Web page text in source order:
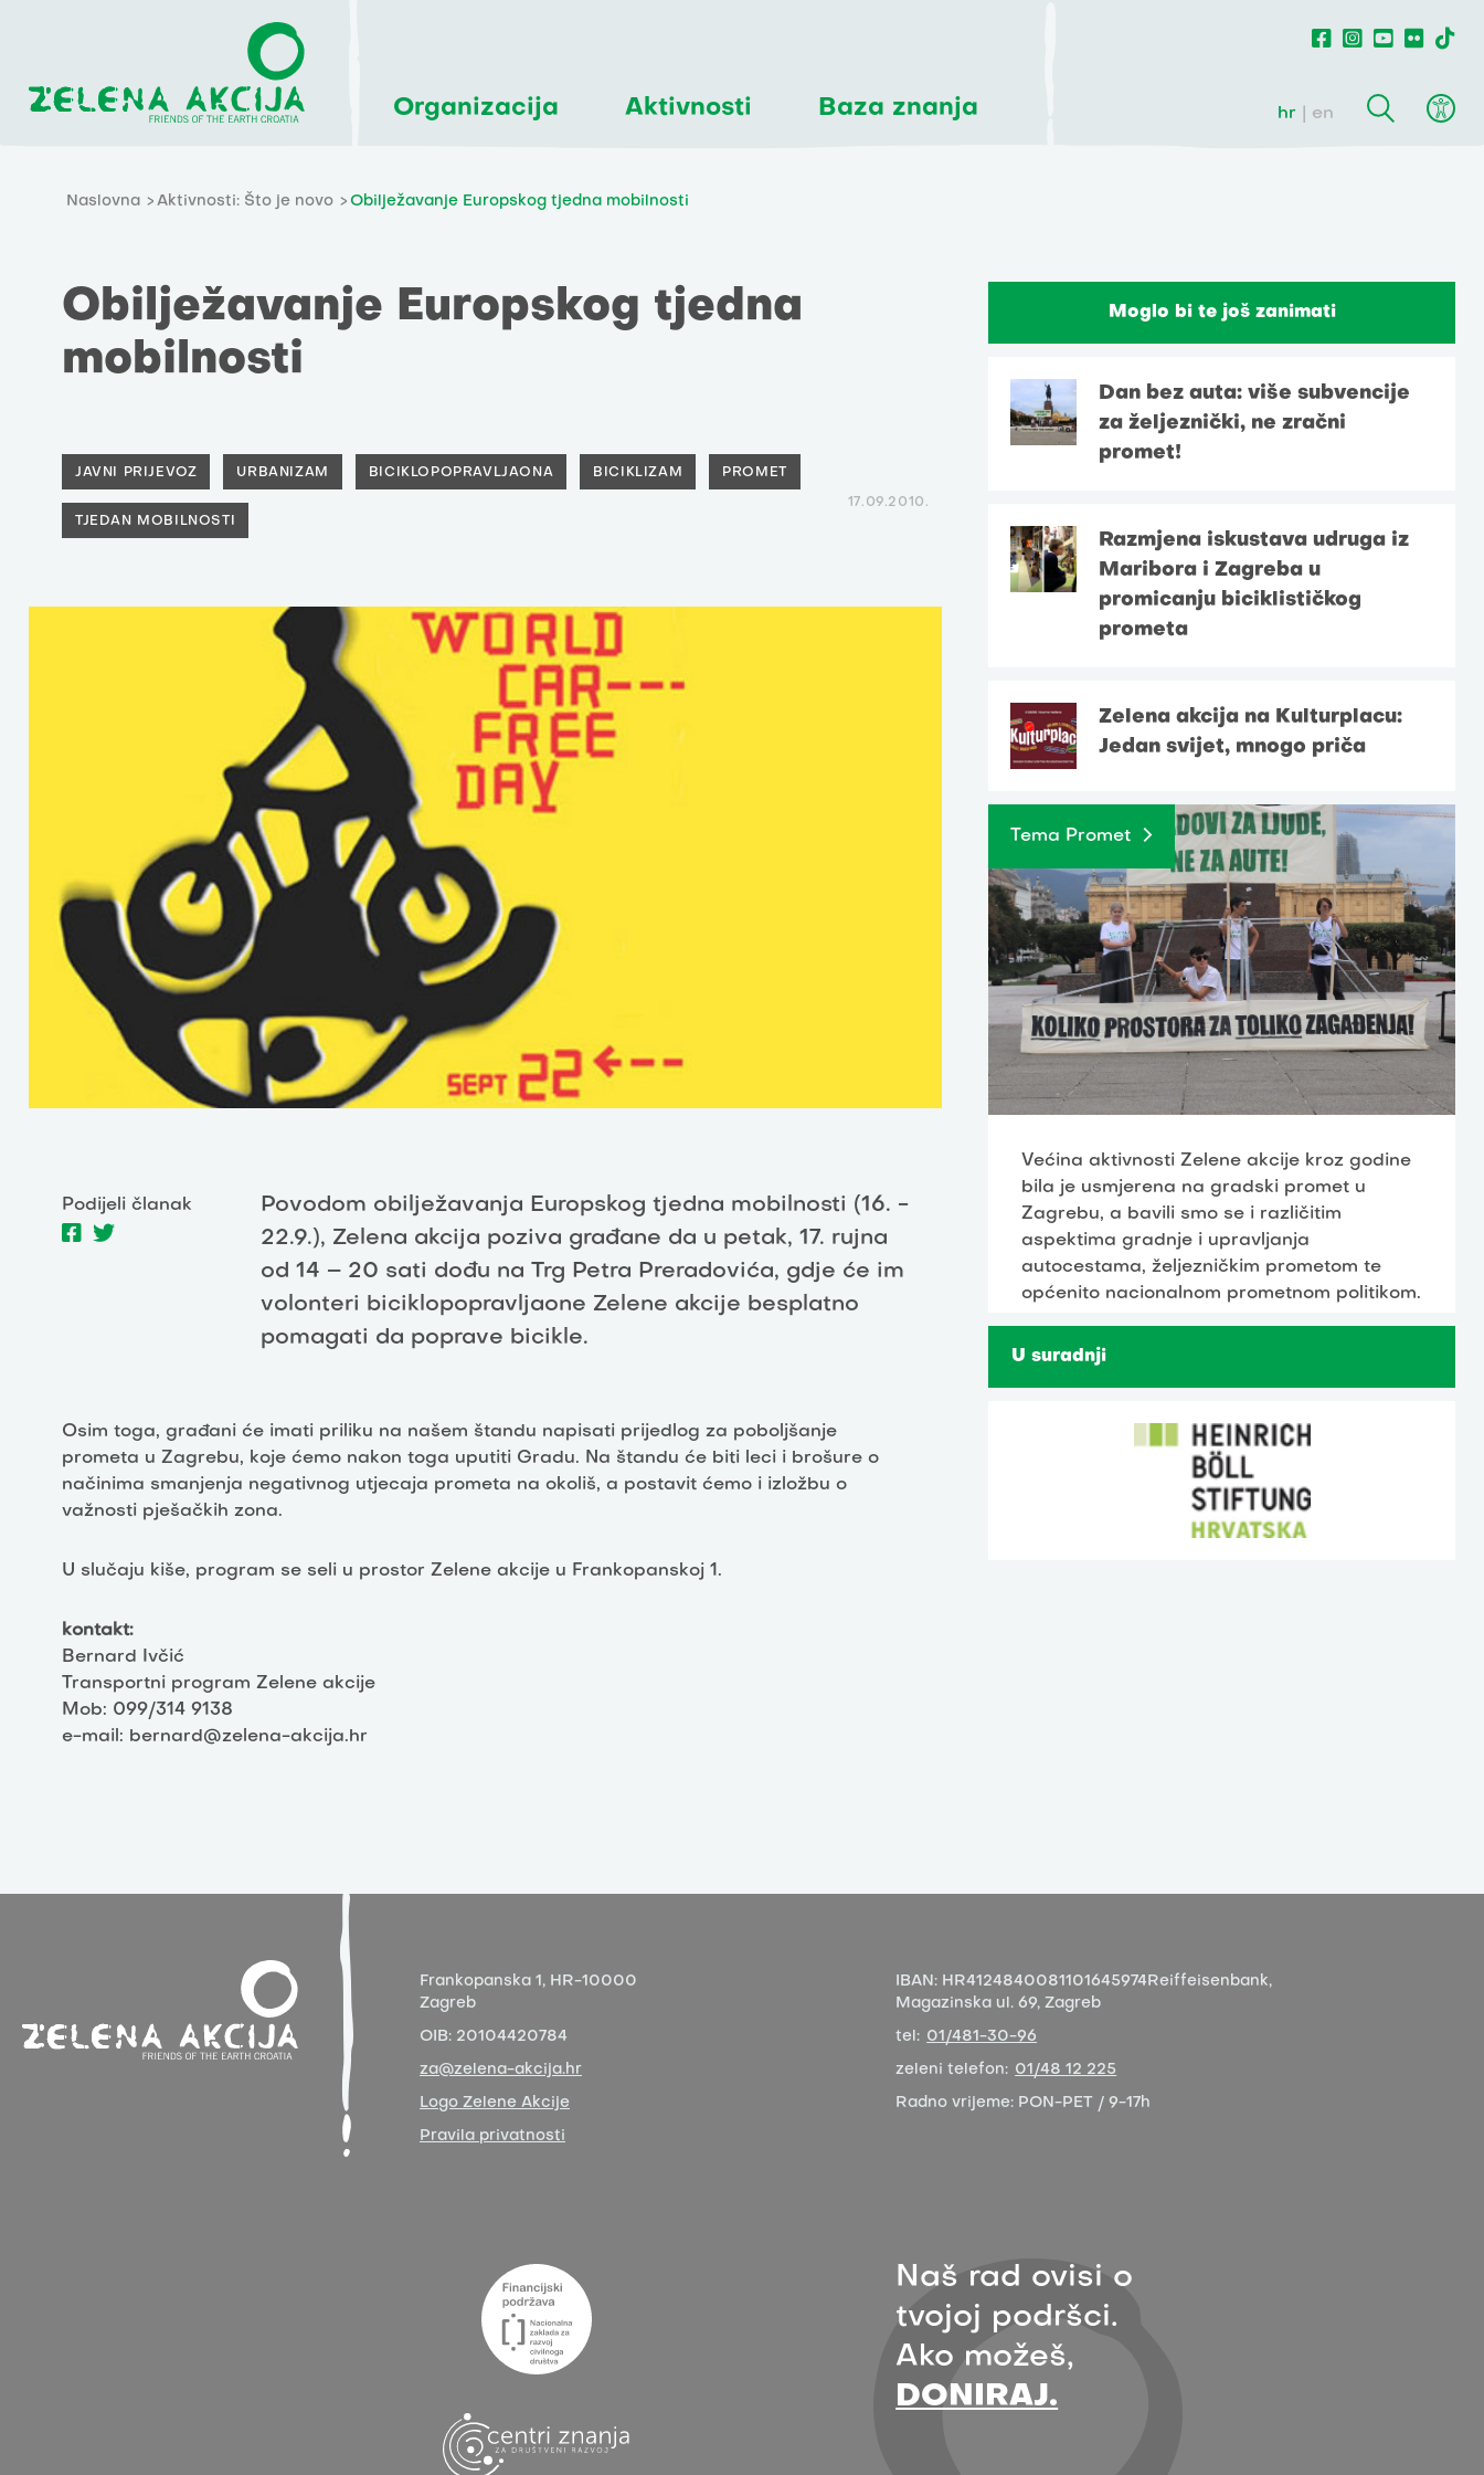
Organizacija Aktivnosti Baza znanja hr en
Naslovna Aktivnosti: Što je novo Obilježavanje Europskog tjedna mobilnosti
Obilježavanje Europskog tjedna
mobilnosti
JAVNI PRIJEVOZ URBANIZAM BICIKLOPOPRAVLJAONA BICIKLIZAM PROMET
TJEDAN MOBILNOSTI
17.09.2010.
Podijeli članak
Povodom obilježavanja Europskog tjedna mobilnosti (16. -
22.9.), Zelena akcija poziva građane da u petak, 17. rujna
od 14 – 20 sati dođu na Trg Petra Preradovića, gdje će im
volonteri biciklopopravljaone Zelene akcije besplatno
pomagati da poprave bicikle.
Osim toga, građani će imati priliku na našem štandu napisati prijedlog za poboljšanje
prometa u Zagrebu, koje ćemo nakon toga uputiti Gradu. Na štandu će biti leci i brošure o
načinima smanjenja negativnog utjecaja prometa na okoliš, a postavit ćemo i izložbu o
važnosti pješačkih zona.
U slučaju kiše, program se seli u prostor Zelene akcije u Frankopanskoj 1.
kontakt:
Bernard Ivčić
Transportni program Zelene akcije
Mob: 099/314 9138
e-mail: bernard@zelena-akcija.hr
Moglo bi te još zanimati
Dan bez auta: više subvencije
za željeznički, ne zračni
promet!
Razmjena iskustava udruga iz
Maribora i Zagreba u
promicanju biciklističkog
prometa
Zelena akcija na Kulturplacu:
Jedan svijet, mnogo priča
Tema Promet
Većina aktivnosti Zelene akcije kroz godine
bila je usmjerena na gradski promet u
Zagrebu, a bavili smo se i različitim
aspektima gradnje i upravljanja
autocestama, željezničkim prometom te
općenito nacionalnom prometnom politikom.
U suradnji
Frankopanska 1, HR-10000
Zagreb
OIB: 20104420784
za@zelena-akcija.hr
Logo Zelene Akcije
Pravila privatnosti
IBAN: HR4124840081101645974 Reiffeisenbank,
Magazinska ul. 69, Zagreb
tel: 01/481-30-96
zeleni telefon: 01/48 12 225
Radno vrijeme: PON-PET / 9-17h
Naš rad ovisi o
tvojoj podršci.
Ako možeš,
DONIRAJ.